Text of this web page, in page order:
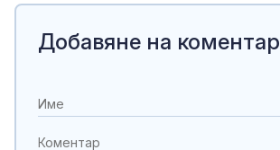
Добавяне на коментар